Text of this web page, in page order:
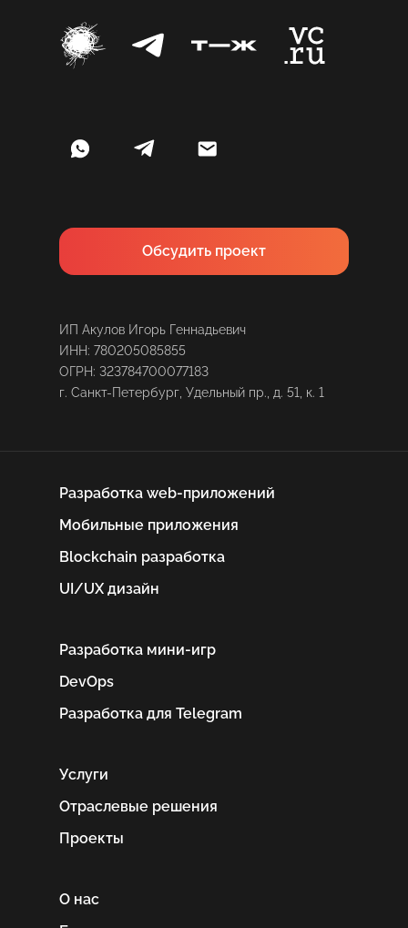
Разработка web-приложений
Мобильные приложения
Blockchain разработка
UI/UX дизайн
Разработка мини-игр
DevOps
Разработка для Telegram
Услуги
Отраслевые решения
Проекты
О нас
Обсудить проект
ИП Акулов Игорь Геннадьевич
ИНН: 780205085855
ОГРН: 323784700077183
г. Санкт-Петербург, Удельный пр., д. 51, к. 1